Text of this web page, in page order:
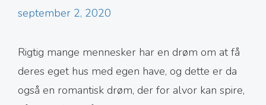
september 2, 2020
Rigtig mange mennesker har en drøm om at få
deres eget hus med egen have, og dette er da
også en romantisk drøm, der for alvor kan spire,